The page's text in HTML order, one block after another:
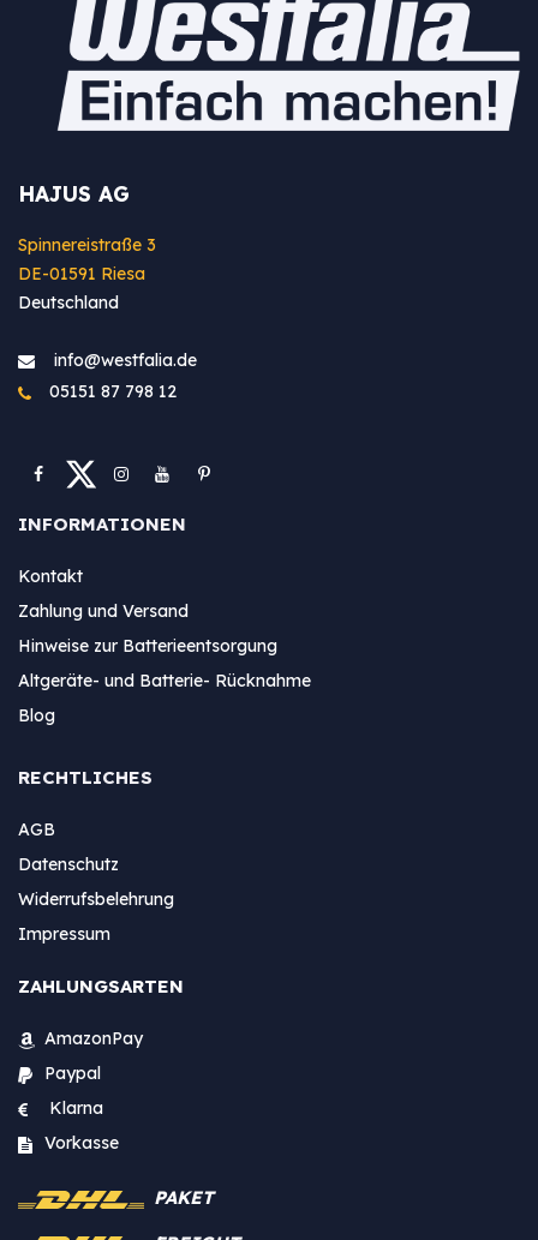
HAJUS AG
Spinnereistraße 3
DE-01591 Riesa
Deutschland
info@westfa​lia.de
05151 87 798 12
INFORMATIONEN
Kontakt
Zahlung und Versand
Hinweise zur Batterieentsorgung
Altgeräte- und Batterie- Rücknahme
Blog
RECHTLICHES
AGB
Datenschutz
Widerrufsbelehrung
Impressum
ZAHLUNGSARTEN
AmazonPay
Paypal
Klarna
Vorkasse
PAKET